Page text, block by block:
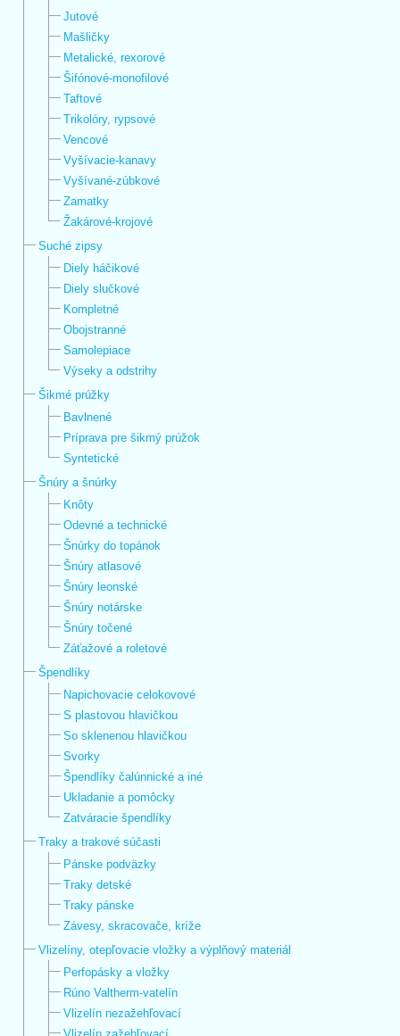
Jutové
Mašličky
Metalické, rexorové
Šifónové-monofilové
Taftové
Trikolóry, rypsové
Vencové
Vyšívacie-kanavy
Vyšívané-zúbkové
Zamatky
Žakárové-krojové
Suché zipsy
Diely háčikové
Diely slučkové
Kompletné
Obojstranné
Samolepiace
Výseky a odstrihy
Šikmé prúžky
Bavlnené
Príprava pre šikmý prúžok
Syntetické
Šnúry a šnúrky
Knôty
Odevné a technické
Šnúrky do topánok
Šnúry atlasové
Šnúry leonské
Šnúry notárske
Šnúry točené
Záťažové a roletové
Špendlíky
Napichovacie celokovové
S plastovou hlavičkou
So sklenenou hlavičkou
Svorky
Špendlíky čalúnnické a iné
Ukladanie a pomôcky
Zatváracie špendlíky
Traky a trakové súčasti
Pánske podväzky
Traky detské
Traky pánske
Závesy, skracovače, kríže
Vlizelíny, otepľovacie vložky a výplňový materiál
Perfopásky a vložky
Rúno Valtherm-vatelín
Vlizelín nezažehľovací